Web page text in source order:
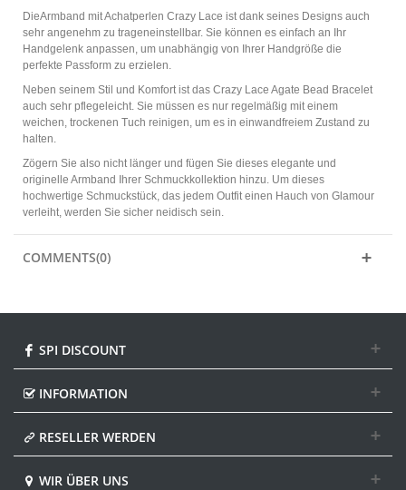
DieArmband mit Achatperlen Crazy Lace ist dank seines Designs auch
sehr angenehm zu trageneinstellbar. Sie können es einfach an Ihr
Handgelenk anpassen, um unabhängig von Ihrer Handgröße die
perfekte Passform zu erzielen.
Neben seinem Stil und Komfort ist das Crazy Lace Agate Bead Bracelet
auch sehr pflegeleicht. Sie müssen es nur regelmäßig mit einem
weichen, trockenen Tuch reinigen, um es in einwandfreiem Zustand zu
halten.
Zögern Sie also nicht länger und fügen Sie dieses elegante und
originelle Armband Ihrer Schmuckkollektion hinzu. Um dieses
hochwertige Schmuckstück, das jedem Outfit einen Hauch von Glamour
verleiht, werden Sie sicher neidisch sein.
COMMENTS(0)
SPI DISCOUNT
INFORMATION
RESELLER WERDEN
WIR ÜBER UNS